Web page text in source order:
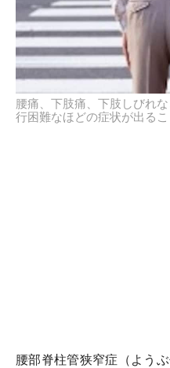
腰痛、下肢痛、下肢しびれ
行困難なほどの症状が出るこ
腰部脊柱管狭窄症（よう